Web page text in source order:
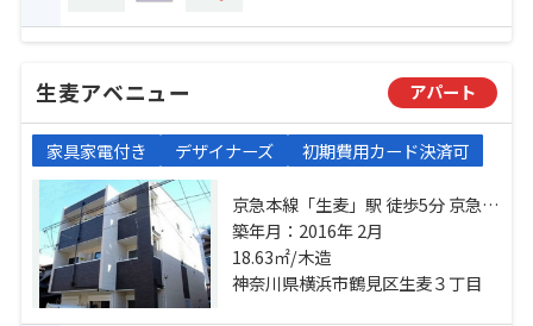
生麦アベニュー アパート
家具家電付き デザイナーズ 初期費用カード決済可
京急本線「生麦」駅 徒歩5分 京急本
線「花月総持寺」駅 徒歩13分 鶴見
線「国道」駅 徒歩15分
築年月：2016年 2月
18.63㎡/木造
神奈川県横浜市鶴見区生麦３丁目